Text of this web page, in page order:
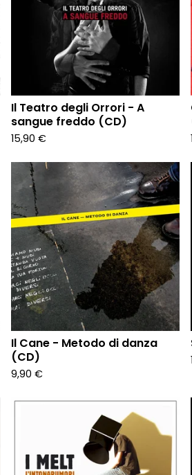
Il Teatro degli Orrori - A
sangue freddo (CD)
15,90 €
Il Cane - Metodo di danza
(CD)
9,90 €